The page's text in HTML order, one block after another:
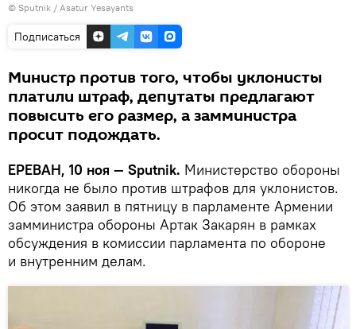
© Sputnik / Asatur Yesayants
Подписаться
Министр против того, чтобы уклонисты
платили штраф, депутаты предлагают
повысить его размер, а замминистра
просит подождать.
ЕРЕВАН, 10 ноя — Sputnik. Министерство обороны
никогда не было против штрафов для уклонистов.
Об этом заявил в пятницу в парламенте Армении
замминистра обороны Артак Закарян в рамках
обсуждения в комиссии парламента по обороне
и внутренним делам.